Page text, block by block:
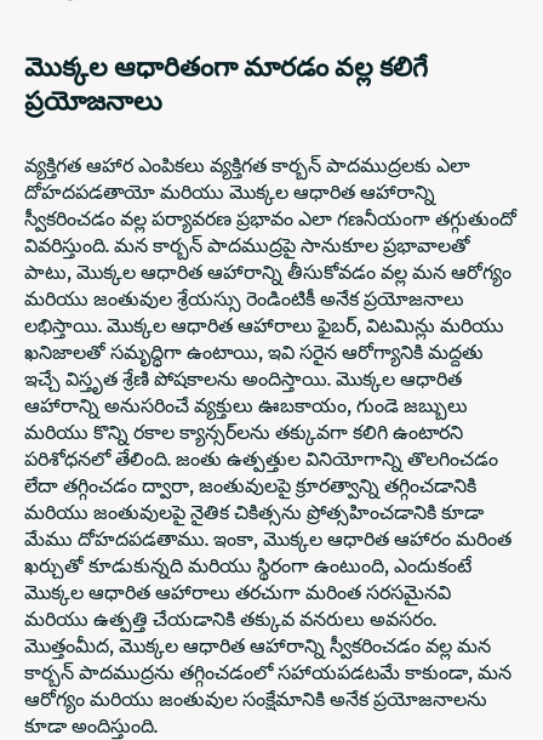
మొక్కల ఆధారితంగా మారడం వల్ల కలిగే
ప్రయోజనాలు
వ్యక్తిగత ఆహార ఎంపికలు వ్యక్తిగత కార్బన్ పాదముద్రలకు ఎలా
దోహదపడతాయో మరియు మొక్కల ఆధారిత ఆహారాన్ని
స్వీకరించడం వల్ల పర్యావరణ ప్రభావం ఎలా గణనీయంగా తగ్గుతుందో
వివరిస్తుంది. మన కార్బన్ పాదముద్రపై సానుకూల ప్రభావాలతో
పాటు, మొక్కల ఆధారిత ఆహారాన్ని తీసుకోవడం వల్ల మన ఆరోగ్యం
మరియు జంతువుల శ్రేయస్సు రెండింటికీ అనేక ప్రయోజనాలు
లభిస్తాయి. మొక్కల ఆధారిత ఆహారాలు ఫైబర్, విటమిన్లు మరియు
ఖనిజాలతో సమృద్ధిగా ఉంటాయి, ఇవి సరైన ఆరోగ్యానికి మద్దతు
ఇచ్చే విస్తృత శ్రేణి పోషకాలను అందిస్తాయి. మొక్కల ఆధారిత
ఆహారాన్ని అనుసరించే వ్యక్తులు ఊబకాయం, గుండె జబ్బులు
మరియు కొన్ని రకాల క్యాన్సర్‌లను తక్కువగా కలిగి ఉంటారని
పరిశోధనలో తేలింది. జంతు ఉత్పత్తుల వినియోగాన్ని తొలగించడం
లేదా తగ్గించడం ద్వారా, జంతువులపై క్రూరత్వాన్ని తగ్గించడానికి
మరియు జంతువులపై నైతిక చికిత్సను ప్రోత్సహించడానికి కూడా
మేము దోహదపడతాము. ఇంకా, మొక్కల ఆధారిత ఆహారం మరింత
ఖర్చుతో కూడుకున్నది మరియు స్థిరంగా ఉంటుంది, ఎందుకంటే
మొక్కల ఆధారిత ఆహారాలు తరచుగా మరింత సరసమైనవి
మరియు ఉత్పత్తి చేయడానికి తక్కువ వనరులు అవసరం.
మొత్తంమీద, మొక్కల ఆధారిత ఆహారాన్ని స్వీకరించడం వల్ల మన
కార్బన్ పాదముద్రను తగ్గించడంలో సహాయపడటమే కాకుండా, మన
ఆరోగ్యం మరియు జంతువుల సంక్షేమానికి అనేక ప్రయోజనాలను
కూడా అందిస్తుంది.